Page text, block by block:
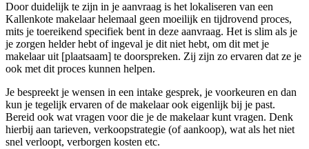
Door duidelijk te zijn in je aanvraag is het lokaliseren van een
Kallenkote makelaar helemaal geen moeilijk en tijdrovend proces,
mits je toereikend specifiek bent in deze aanvraag. Het is slim als je
je zorgen helder hebt of ingeval je dit niet hebt, om dit met je
makelaar uit [plaatsaam] te doorspreken. Zij zijn zo ervaren dat ze je
ook met dit proces kunnen helpen.
Je bespreekt je wensen in een intake gesprek, je voorkeuren en dan
kun je tegelijk ervaren of de makelaar ook eigenlijk bij je past.
Bereid ook wat vragen voor die je de makelaar kunt vragen. Denk
hierbij aan tarieven, verkoopstrategie (of aankoop), wat als het niet
snel verloopt, verborgen kosten etc.